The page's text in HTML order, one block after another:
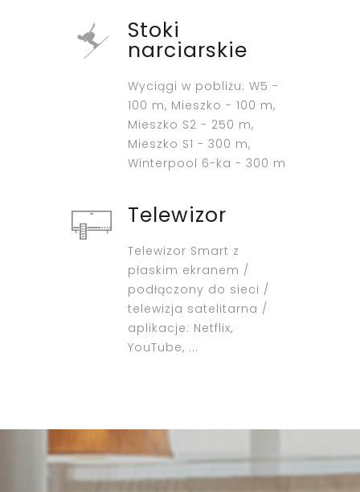
Stoki
narciarskie
Wyciągi w pobliżu: W5 -
100 m, Mieszko - 100 m,
Mieszko S2 - 250 m,
Mieszko S1 - 300 m,
Winterpool 6-ka - 300 m
Telewizor
Telewizor Smart z
płaskim ekranem /
podłączony do sieci /
telewizja satelitarna /
aplikacje: Netflix,
YouTube, ...